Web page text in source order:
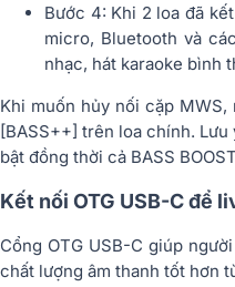
Bước 4: Khi 2 loa đã
micro, Bluetooth và
nhạc, hát karaoke bình
Khi muốn hủy nối cặp
[BASS++] trên loa chính.
bật đồng thời cả BASS
Kết nối OTG USB-C để
Cổng OTG USB-C giúp
chất lượng âm thanh tốt hơn